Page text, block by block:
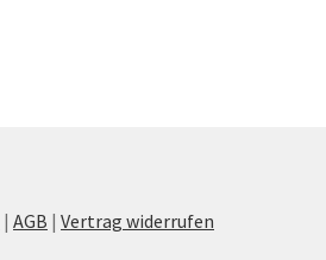
|AGB |Vertrag widerrufen